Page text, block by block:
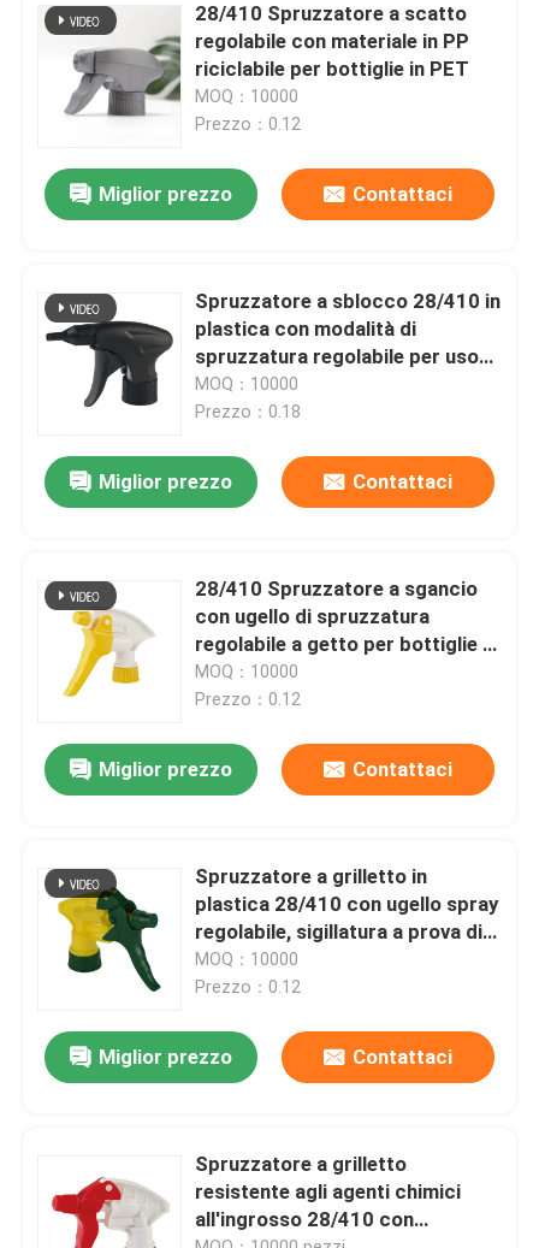
Prodotti
Video
Circa noi
Controllo di qualità
Notizie
mini spruzzatore di innesco
28/410 Spruzzatore a scatto
regolabile con materiale in PP
riciclabile per bottiglie in PET
MOQ：10000
Prezzo：0.12
Miglior prezzo Contattaci
Spruzzatore a sblocco 28/410 in
plastica con modalità di
spruzzatura regolabile per uso
domestico e industriale
MOQ：10000
Prezzo：0.18
Miglior prezzo Contattaci
28/410 Spruzzatore a sgancio
con ugello di spruzzatura
regolabile a getto per bottiglie in
PET in plastica in PP
MOQ：10000
Prezzo：0.12
Miglior prezzo Contattaci
Spruzzatore a grilletto in
plastica 28/410 con ugello spray
regolabile, sigillatura a prova di
perdite e grilletto ergonomico
per flaconi detergenti
MOQ：10000
Prezzo：0.12
Miglior prezzo Contattaci
Spruzzatore a grilletto
resistente agli agenti chimici
all'ingrosso 28/410 con